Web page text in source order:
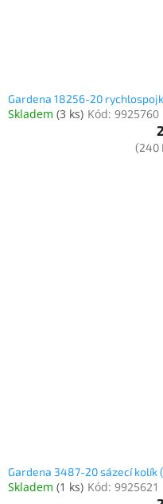
Gardena 18256-20
Skladem (3 ks) Kód: 9925760
(240
Gardena 3487-20 sázecí kolík
Skladem (1 ks) Kód: 9925621